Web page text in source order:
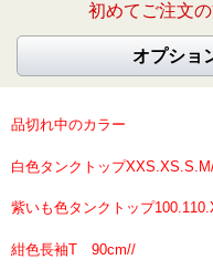
初めてご注文
オプショ
品切れ中のカラー
白色タンクトップ
紫いも色タンクトップ
紺色長袖T 90cm//